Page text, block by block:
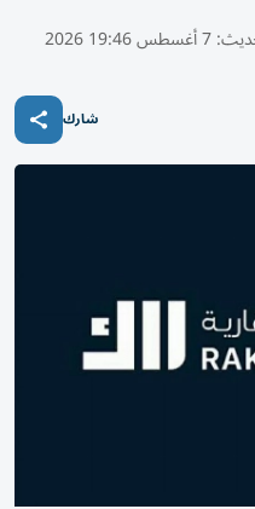
7 أغسطس 19:46 2026
شارك